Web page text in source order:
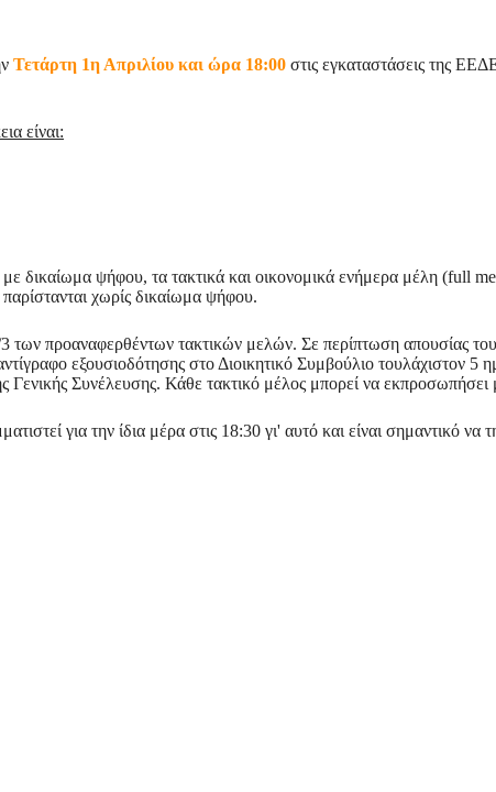
Τετάρτη 1η Απριλίου και ώρα 18:00 στις εγκαταστάσεις της
είναι:
δικαίωμα ψήφου, τα τακτικά και οικονομικά ενήμερα μέλη (full
χωρίς δικαίωμα ψήφου.
των προαναφερθέντων τακτικών μελών. Σε περίπτωση απουσίας
εξουσιοδότησης στο Διοικητικό Συμβούλιο τουλάχιστον 5
Συνέλευσης. Κάθε τακτικό μέλος μπορεί να εκπροσωπήσει
για την ίδια μέρα στις 18:30 γι' αυτό και είναι σημαντικό να